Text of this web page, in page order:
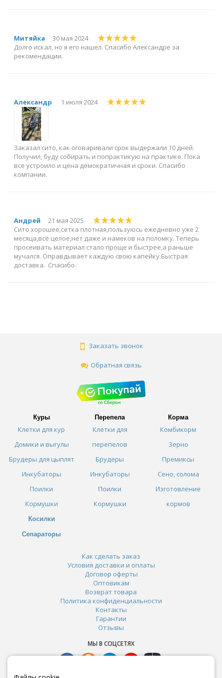
Митяйка
30 мая 2024
Долго искал, но я его нашел. Спасибо Александре за
рекомендации.
Александр 1 июля 2024
Заказал сито, как оговаривали срок выдержали 10 дней.
Получил, буду собирать и попрактикую на практике. Пока
все устроило и цена демократичная и сроки. Спасибо
компании.
Андрей
21 мая 2025
Сито хорошее,сетка плотная,пользуюсь ежедневно уже 2
месяца,всё целое,нет даже и намеков на поломку. Теперь
просеивать материал стало проще и быстрее,а раньше
мучался. Оправдывает каждую свою капейку.Быстрая
доставка. Спасибо.
Заказать звонок
Обратная связь
Куры
Клетки для кур
Домики и выгулы
Брудеры для цыплят
Инкубаторы
Поилки
Кормушки
Косилки
Сепараторы
Перепела
Клетки для
перепелов
Брудеры
Инкубаторы
Поилки
Кормушки
Корма
Комбикорм
Зерно
Премиксы
Сено, солома
Изготовление
кормов
Как сделать заказ
Условия доставки и оплаты
Договор оферты
Оптовикам
Возврат товара
Политика конфиденциальности
Контакты
Гарантии
Отзывы
МЫ В СОЦСЕТЯХ